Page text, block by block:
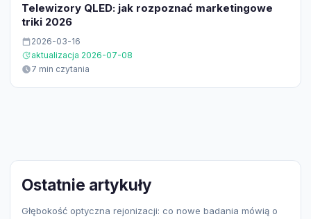
Telewizory QLED: jak rozpoznać marketingowe
triki 2026
2026-03-16
aktualizacja 2026-07-08
7 min czytania
Ostatnie artykuły
Głębokość optyczna rejonizacji: co nowe badania mówią o